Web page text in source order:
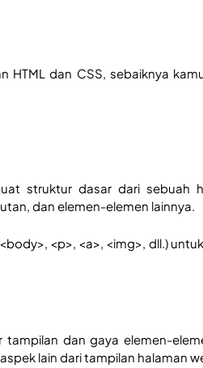
HTML dan CSS, sebaiknya
struktur dasar dari sebuah
dan elemen-elemen lainnya.
<p>, <a>, <img>, dll.)
dan gaya elemen-
lain dari tampilan halaman